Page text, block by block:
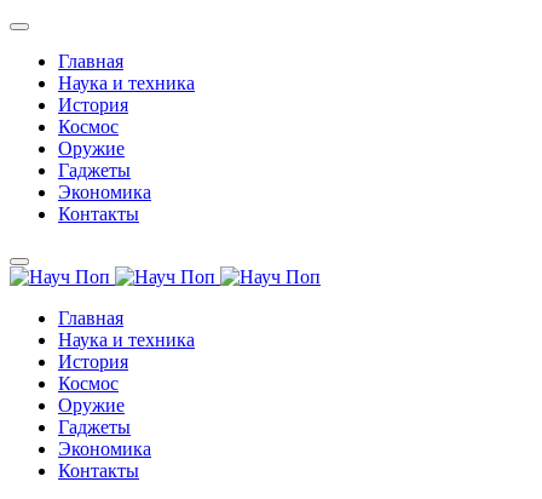
Главная
Наука и техника
История
Космос
Оружие
Гаджеты
Экономика
Контакты
Главная
Наука и техника
История
Космос
Оружие
Гаджеты
Экономика
Контакты